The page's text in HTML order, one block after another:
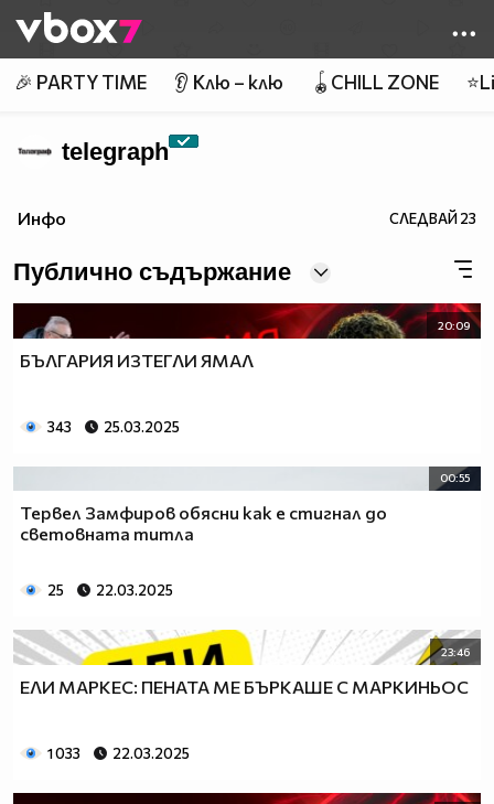
👾
🎉 PARTY TIME 👂 Клю – клю 🪀CHILL ZONE
telegraph
Инфо СЛЕДВАЙ23
Публично съдържание
20:09
БЪЛГАРИЯ ИЗТЕГЛИ ЯМАЛ
343 25.03.2025
00:55
Тервел Замфиров обясни как е стигнал до
световната титла
25 22.03.2025
23:46
ЕЛИ МАРКЕС: ПЕНАТА МЕ БЪРКАШЕ С МАРКИНЬОС
1 033 22.03.2025